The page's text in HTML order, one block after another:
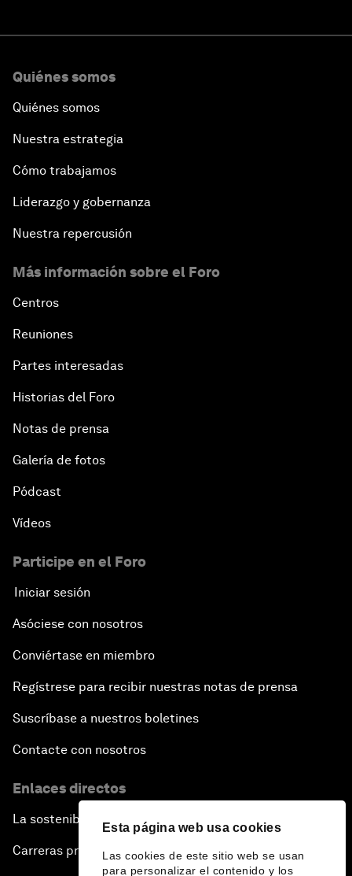
Esta página web usa cookies
Las cookies de este sitio web se usan
para personalizar el contenido y los
Quiénes somos
Quiénes somos
Nuestra estrategia
Cómo trabajamos
Liderazgo y gobernanza
Nuestra repercusión
Más información sobre el Foro
Centros
Reuniones
Partes interesadas
Historias del Foro
Notas de prensa
Galería de fotos
Pódcast
Vídeos
Participe en el Foro
Iniciar sesión
Asóciese con nosotros
Conviértase en miembro
Regístrese para recibir nuestras notas de prensa
Suscríbase a nuestros boletines
Contacte con nosotros
Enlaces directos
La sostenibilidad en el Foro
Carreras profesionales